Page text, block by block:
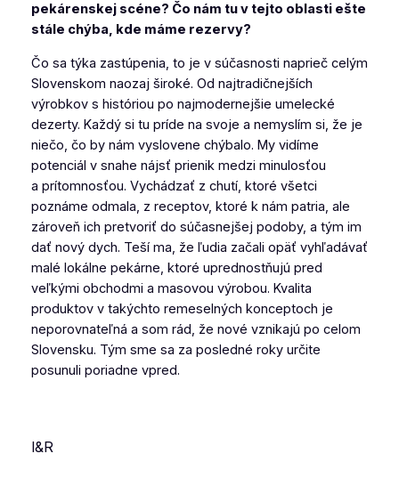
pekárenskej scéne? Čo nám tu v tejto oblasti ešte
stále chýba, kde máme rezervy?
Čo sa týka zastúpenia, to je v súčasnosti naprieč celým
Slovenskom naozaj široké. Od najtradičnejších
výrobkov s históriou po najmodernejšie umelecké
dezerty. Každý si tu príde na svoje a nemyslím si, že je
niečo, čo by nám vyslovene chýbalo. My vidíme
potenciál v snahe nájsť prienik medzi minulosťou
a prítomnosťou. Vychádzať z chutí, ktoré všetci
poznáme odmala, z receptov, ktoré k nám patria, ale
zároveň ich pretvoriť do súčasnejšej podoby, a tým im
dať nový dych. Teší ma, že ľudia začali opäť vyhľadávať
malé lokálne pekárne, ktoré uprednostňujú pred
veľkými obchodmi a masovou výrobou. Kvalita
produktov v takýchto remeselných konceptoch je
neporovnateľná a som rád, že nové vznikajú po celom
Slovensku. Tým sme sa za posledné roky určite
posunuli poriadne vpred.
I&R